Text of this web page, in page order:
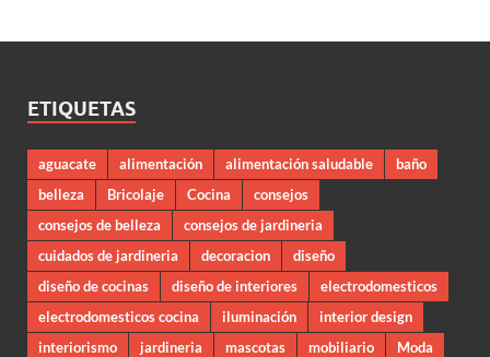
ETIQUETAS
aguacate alimentación alimentación saludable
baño
belleza
Bricolaje Cocina
consejos
consejos de belleza
consejos de jardineria
cuidados de jardineria
decoracion
diseño
diseño de cocinas
diseño de interiores
electrodomesticos
electrodomesticos cocina
iluminación
interior design
interiorismo
jardineria mascotas mobiliario
Moda